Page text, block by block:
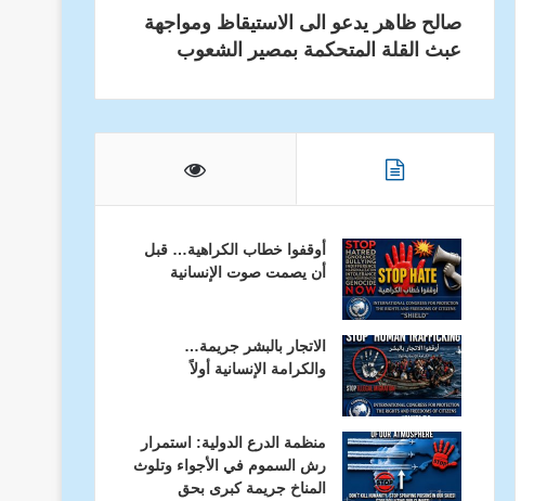
صالح ظاهر يدعو الى الاستيقاظ ومواجهة
عبث القلة المتحكمة بمصير الشعوب
أوقفوا خطاب الكراهية… قبل
أن يصمت صوت الإنسانية
الاتجار بالبشر جريمة…
والكرامة الإنسانية أولاً
منظمة الدرع الدولية: استمرار
رش السموم في الأجواء وتلوث
المناخ جريمة كبرى بحق